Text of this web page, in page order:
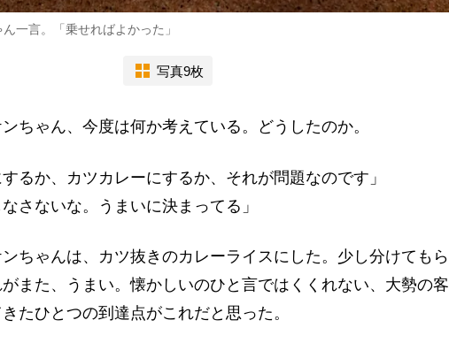
一言。「乗せればよかった」
写真9枚
ちゃん、今度は何か考えている。どうしたのか。
するか、カツカレーにするか、それが問題なのです」
さないな。うまいに決まってる」
ちゃんは、カツ抜きのカレーライスにした。少し分けてもら
また、うまい。懐かしいのひと言ではくくれない、大勢の客
たひとつの到達点がこれだと思った。